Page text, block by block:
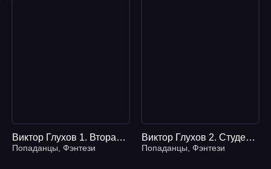
Виктор Глухов 1. Вторая жизнь майора
Попаданцы Фэнтези
Виктор Глухов 2. Студент на агентурной работе
Попаданцы Фэнтези